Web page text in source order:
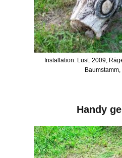
Installation: Lust. 2009,
Handy